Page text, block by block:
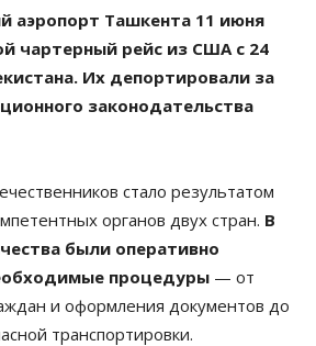
аэропорт Ташкента 11 июня
чартерный рейс из США с 24
Их депортировали за
законодательства
стало результатом
органов двух стран. В
были оперативно
процедуры — от
и оформления документов до
транспортировки.